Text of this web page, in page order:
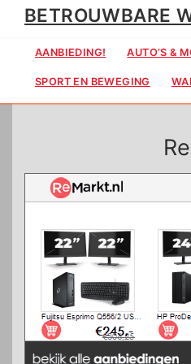
naar
BETROUWBARE
AANBIEDING! AUTO’S &
SPORT EN BEWEGING